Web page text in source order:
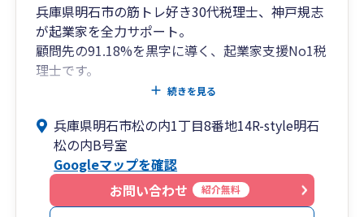
兵庫県明石市の筋トレ好き30代税理士、神戸規志
が起業家を全力サポート。
顧問先の91.18%を黒字に導く、起業家支援No1税
理士です。
クラウド会計やLINE、Chatwork、ZOOM等の
これから起業される方や法人成を検討している
方、中小企業の方の税務手続きはもちろん、経営
支援を提供しております。
特に経営支援に力を入れており、売上アップ（新
規顧客の集客）のコンサルティングも行っており
続きを見る
兵庫県明石市松の内1丁目8番地14R-style明石
松の内B号室
Googleマップを確認
お問い合わせ
紹介無料